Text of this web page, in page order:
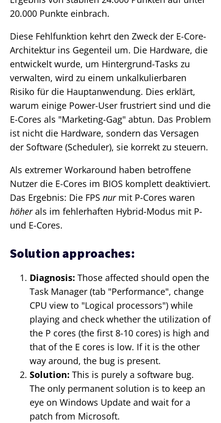
20.000 Punkte einbrach.
Diese Fehlfunktion kehrt den Zweck der E-Core-
Architektur ins Gegenteil um. Die Hardware, die
entwickelt wurde, um Hintergrund-Tasks zu
verwalten, wird zu einem unkalkulierbaren
Risiko für die Hauptanwendung. Dies erklärt,
warum einige Power-User frustriert sind und die
E-Cores als "Marketing-Gag" abtun. Das Problem
ist nicht die Hardware, sondern das Versagen
der Software (Scheduler), sie korrekt zu steuern.
Als extremer Workaround haben betroffene
Nutzer die E-Cores im BIOS komplett deaktiviert.
Das Ergebnis: Die FPS nurmit P-Cores waren
höherals im fehlerhaften Hybrid-Modus mit P-
und E-Cores.
Solution approaches:
Diagnosis: Those affected should open the
Task Manager (tab "Performance", change
CPU view to "Logical processors") while
playing and check whether the utilization of
the P cores (the first 8-10 cores) is high and
that of the E cores is low. If it is the other
way around, the bug is present.
Solution: This is purely a software bug.
The only permanent solution is to keep an
eye on Windows Update and wait for a
patch from Microsoft.